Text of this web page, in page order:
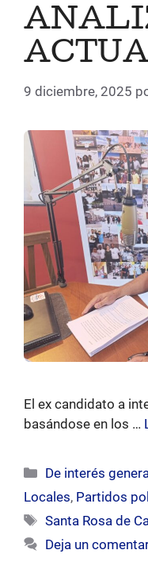
9 diciembre, 2025
El ex candidato a
basándose en los …
Categorías
De interés
Locales, Partidos
Etiquetas
Santa Rosa de
Deja un